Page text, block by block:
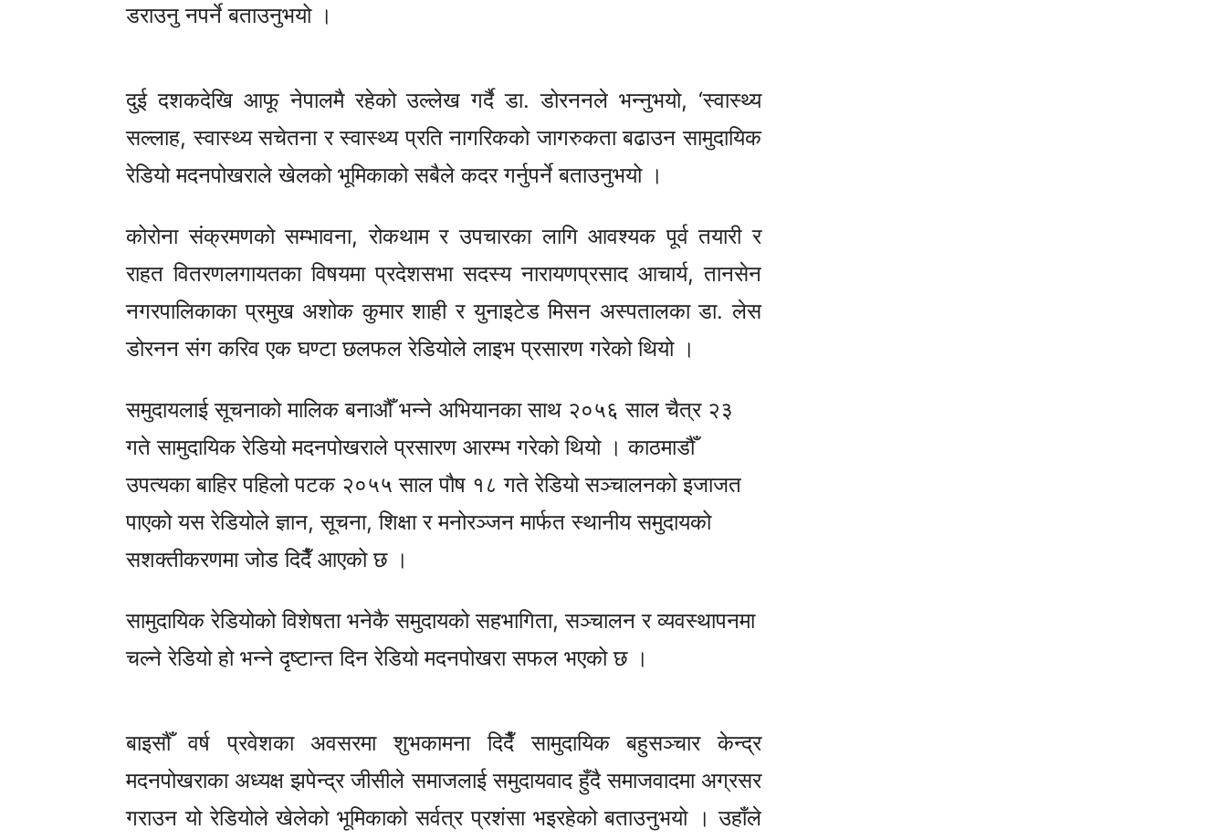
डराउनु नपर्ने बताउनुभयो ।
दुई दशकदेखि आफू नेपालमै रहेको उल्लेख गर्दै डा. डोरननले भन्नुभयो, ‘स्वास्थ्य
सल्लाह, स्वास्थ्य सचेतना र स्वास्थ्य प्रति नागरिकको जागरुकता बढाउन सामुदायिक
रेडियो मदनपोखराले खेलको भूमिकाको सबैले कदर गर्नुपर्ने बताउनुभयो ।
कोरोना संक्रमणको सम्भावना, रोकथाम र उपचारका लागि आवश्यक पूर्व तयारी र
राहत वितरणलगायतका विषयमा प्रदेशसभा सदस्य नारायणप्रसाद आचार्य, तानसेन
नगरपालिकाका प्रमुख अशोक कुमार शाही र युनाइटेड मिसन अस्पतालका डा. लेस
डोरनन संग करिव एक घण्टा छलफल रेडियोले लाइभ प्रसारण गरेको थियो ।
समुदायलाई सूचनाको मालिक बनाऔँ भन्ने अभियानका साथ २०५६ साल चैत्र २३
गते सामुदायिक रेडियो मदनपोखराले प्रसारण आरम्भ गरेको थियो । काठमाडौँ
उपत्यका बाहिर पहिलो पटक २०५५ साल पौष १८ गते रेडियो सञ्चालनको इजाजत
पाएको यस रेडियोले ज्ञान, सूचना, शिक्षा र मनोरञ्जन मार्फत स्थानीय समुदायको
सशक्तीकरणमा जोड दिदैँ आएको छ ।
सामुदायिक रेडियोको विशेषता भनेकै समुदायको सहभागिता, सञ्चालन र व्यवस्थापनमा
चल्ने रेडियो हो भन्ने दृष्टान्त दिन रेडियो मदनपोखरा सफल भएको छ ।
बाइसौँ वर्ष प्रवेशका अवसरमा शुभकामना दिदैँ सामुदायिक बहुसञ्चार केन्द्र
मदनपोखराका अध्यक्ष झपेन्द्र जीसीले समाजलाई समुदायवाद हुँदै समाजवादमा अग्रसर
गराउन यो रेडियोले खेलेको भूमिकाको सर्वत्र प्रशंसा भइरहेको बताउनुभयो । उहाँले